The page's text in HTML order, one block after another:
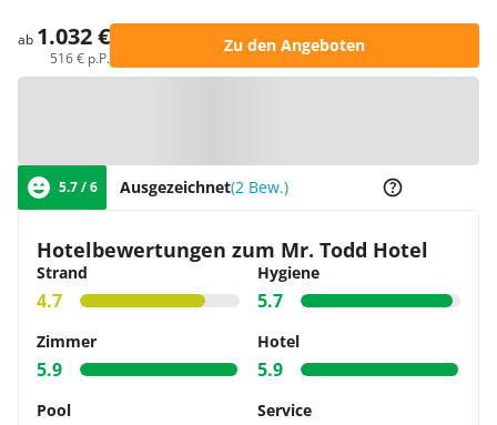
ab 1.032 €
516 € p.P.
Zu den Angeboten
5.7 / 6 Ausgezeichnet(2 Bew.)
Hotelbewertungen zum Mr. Todd Hotel
Strand
4.7
Hygiene
5.7
Zimmer
5.9
Hotel
5.9
Pool Service